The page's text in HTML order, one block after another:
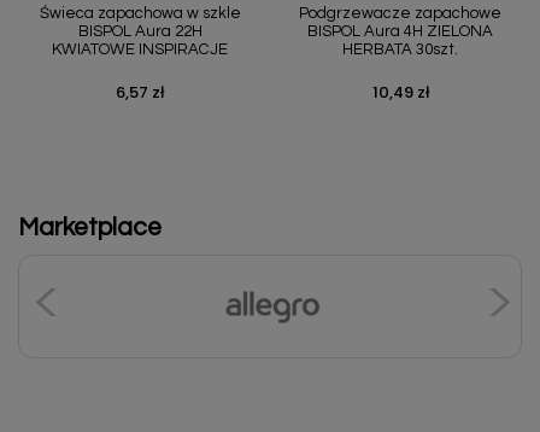
Świeca zapachowa w szkle
BISPOL Aura 22H
KWIATOWE INSPIRACJE
Cena
6,57 zł
Podgrzewacze zapachowe
BISPOL Aura 4H ZIELONA
HERBATA 30szt.
Cena
10,49 zł
Marketplace